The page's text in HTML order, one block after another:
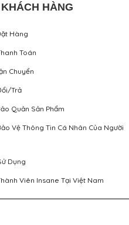
HÀNG
Hàng
Toán
Chuyển
Trả
Quản Sản Phẩm
Vệ Thông Tin Cá Nhân Của Người
Dụng
Viên Insane Tại Việt Nam